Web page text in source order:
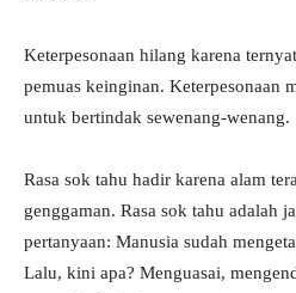
Keterpesonaan hilang karena
pemuas keinginan. Keterpesonaan
untuk bertindak sewenang-wenang.
Rasa sok tahu hadir karena alam
genggaman. Rasa sok tahu adalah
pertanyaan: Manusia sudah
Lalu, kini apa? Menguasai,